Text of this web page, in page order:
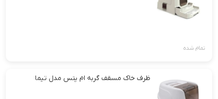
تمام شده
ظرف خاک مسقف گربه ام پتس مدل تیما